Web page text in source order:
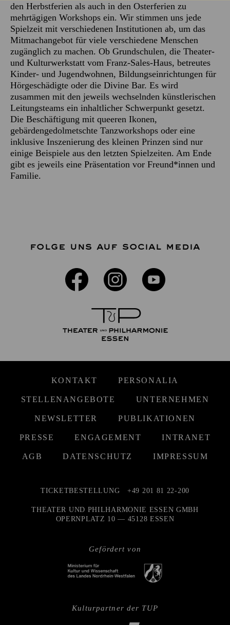
den Herbstferien als auch in den Osterferien zu
mehrtägigen Workshops ein. Wir stimmen uns jede
Spielzeit mit verschiedenen Institutionen ab, um das
Mitmachangebot für viele verschiedene Menschen
zugänglich zu machen. Ob Grundschulen, die Theater-
und Kulturwerkstatt vom Franz-Sales-Haus, betreutes
Kinder- und Jugendwohnen, Bildungseinrichtungen für
Hörgeschädigte oder die Divine Bar. Es wird
zusammen mit den jeweils wechselnden künstlerischen
Leitungsteams ein inhaltlicher Schwerpunkt gesetzt.
Die Beschäftigung mit queeren Ikonen,
gebärdengedolmetschte Tanzworkshops oder eine
inklusive Inszenierung des kleinen Prinzen sind nur
einige Beispiele aus den letzten Spielzeiten. Am Ende
gibt es jeweils eine Präsentation vor Freund*innen und
Familie.
FOLGE UNS AUF SOCIAL MEDIA
KONTAKT PERSONALIA
STELLENANGEBOTE UNTERNEHMEN
NEWSLETTER PUBLIKATIONEN
PRESSE ENGAGEMENT INTRANET
AGB DATENSCHUTZ IMPRESSUM
Gefördert von
TICKETBESTELLUNG +49 201 81 22-200
THEATER UND PHILHARMONIE ESSEN GMBH
OPERNPLATZ 10 — 45128 ESSEN
Kulturpartner der TUP